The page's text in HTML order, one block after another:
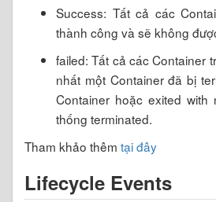
Success: Tất cả các
thành công và sẽ không
failed: Tất cả các Container
nhất một Container đã bị
Container hoặc exited
thống terminated.
Tham khảo thêm tại đây
Lifecycle Events